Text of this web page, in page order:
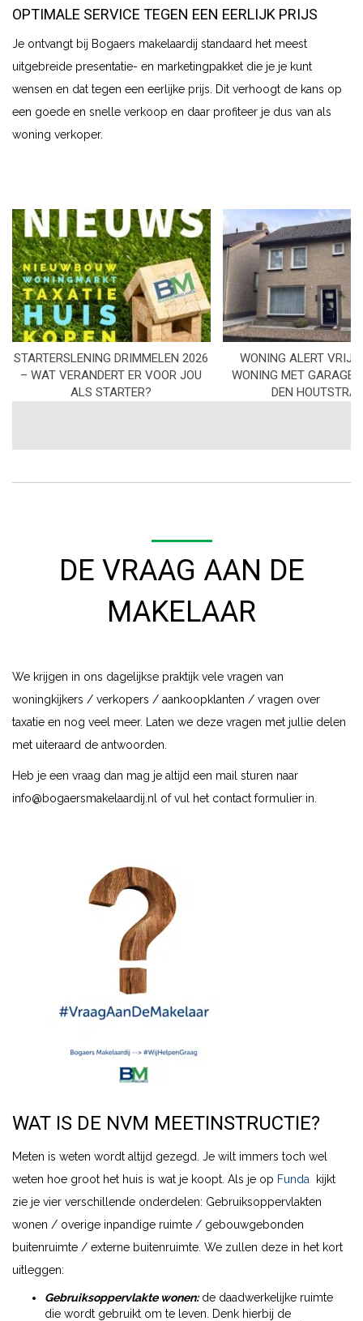
OPTIMALE SERVICE TEGEN EEN EERLIJK PRIJS
Je ontvangt bij Bogaers makelaardij standaard het meest
uitgebreide presentatie- en marketingpakket die je je kunt
wensen en dat tegen een eerlijke prijs. Dit verhoogt de kans op
een goede en snelle verkoop en daar profiteer je dus van als
woning verkoper.
STARTERSLENING DRIMMELEN 2026
– WAT VERANDERT ER VOOR JOU
ALS STARTER?
WONING ALERT
WONING MET GARAGE
DEN
DE VRAAG AAN DE
MAKELAAR
We krijgen in ons dagelijkse praktijk vele vragen van
woningkijkers / verkopers / aankoopklanten / vragen over
taxatie en nog veel meer. Laten we deze vragen met jullie delen
met uiteraard de antwoorden.
Heb je een vraag dan mag je altijd een mail sturen naar
info@bogaersmakelaardij.nl
of vul het contact formulier in.
WAT IS DE NVM MEETINSTRUCTIE?
Meten is weten wordt altijd gezegd. Je wilt immers toch wel
weten hoe groot het huis is wat je koopt. Als je op Funda
kijkt
zie je vier verschillende onderdelen: Gebruiksoppervlakten
wonen / overige inpandige ruimte / gebouwgebonden
buitenruimte / externe buitenruimte. We zullen deze in het kort
uitleggen:
Gebruiksoppervlakte wonen:de daadwerkelijke ruimte
die wordt gebruikt om te leven. Denk hierbij de